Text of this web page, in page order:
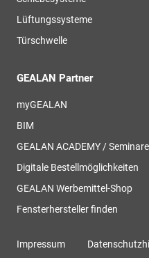
Lüftungssysteme
Türschwelle
GEALAN Partner
myGEALAN
BIM
GEALAN ACADEMY / Seminare
Digitale Bestellmöglichkeiten
GEALAN Werbemittel-Shop
Fensterhersteller finden
Impressum